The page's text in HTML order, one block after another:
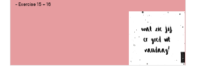
- Exercise 15 + 16